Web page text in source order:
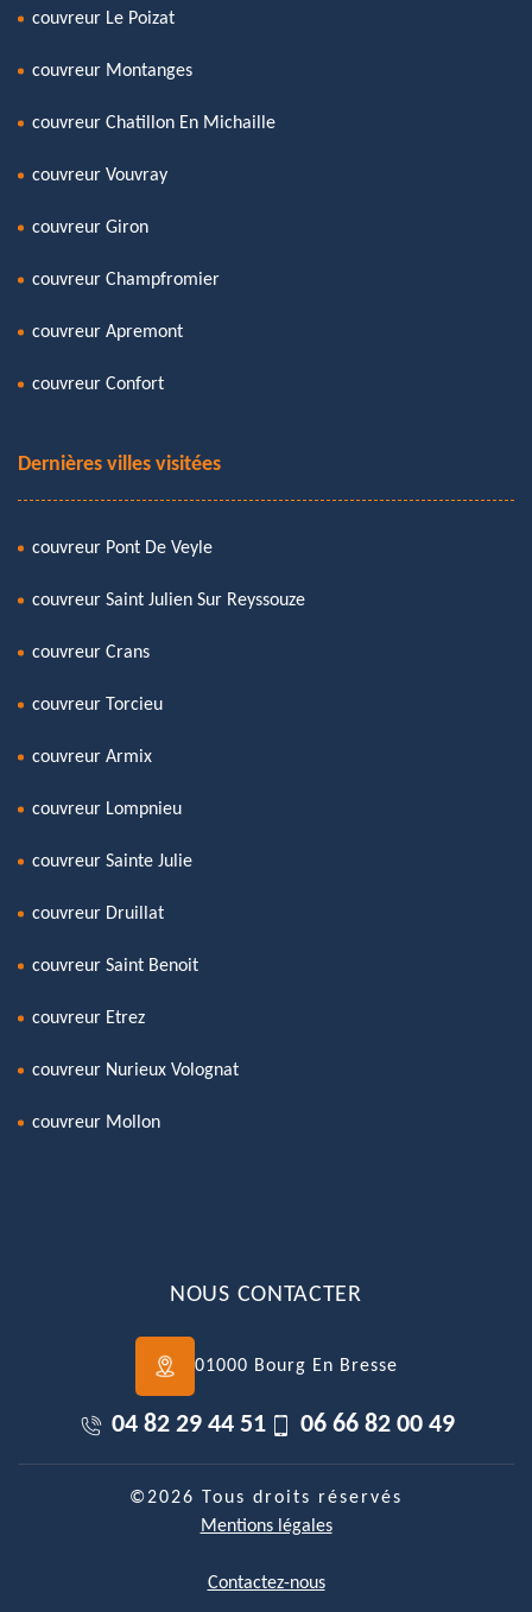
couvreur Le Poizat
couvreur Montanges
couvreur Chatillon En Michaille
couvreur Vouvray
couvreur Giron
couvreur Champfromier
couvreur Apremont
couvreur Confort
Dernières villes visitées
couvreur Pont De Veyle
couvreur Saint Julien Sur Reyssouze
couvreur Crans
couvreur Torcieu
couvreur Armix
couvreur Lompnieu
couvreur Sainte Julie
couvreur Druillat
couvreur Saint Benoit
couvreur Etrez
couvreur Nurieux Volognat
couvreur Mollon
NOUS CONTACTER
01000 Bourg En Bresse
04 82 29 44 51 06 66 82 00 49
©2026 Tous droits réservés
Mentions légales
Contactez-nous